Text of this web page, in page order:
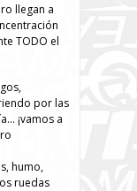
llegan a
TODO el
por las
¡vamos a
humo,
ruedas